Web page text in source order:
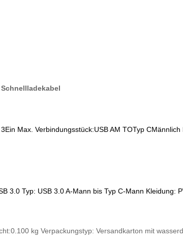
Ein Max. Verbindungsstück:USB AM TOTyp CMännlich
3.0 Typ: USB 3.0 A-Mann bis Typ C-Mann Kleidung:
kg Verpackungstyp: Versandkarton mit